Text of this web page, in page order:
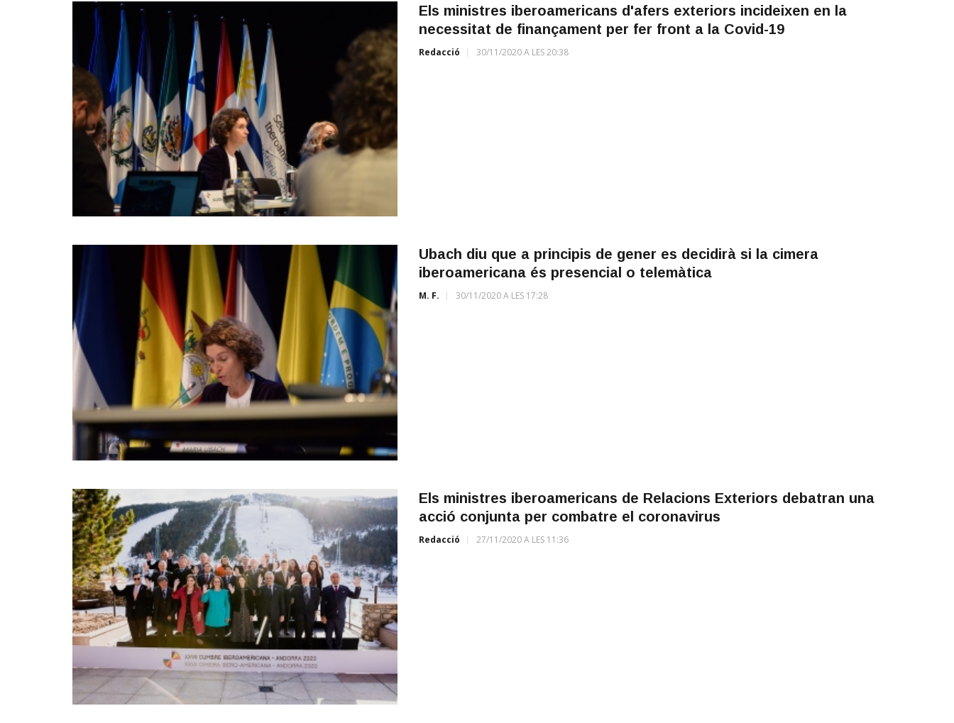
Els ministres iberoamericans d'afers exteriors incideixen en la
necessitat de finançament per fer front a la Covid-19
Redacció 30/11/2020 A LES 20:38
Ubach diu que a principis de gener es decidirà si la cimera
iberoamericana és presencial o telemàtica
M. F. 30/11/2020 A LES 17:28
Els ministres iberoamericans de Relacions Exteriors debatran una
acció conjunta per combatre el coronavirus
Redacció 27/11/2020 A LES 11:36